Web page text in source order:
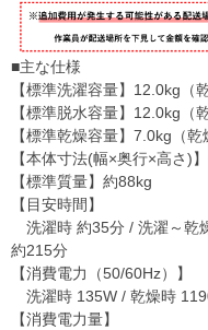
■主な仕様
【標準洗濯容量】12.0kg（
【標準脱水容量】12.0kg（
【標準乾燥容量】7.0kg（乾
【本体寸法(幅×奥行×高さ)
【標準質量】約88kg
【目安時間】
洗濯時 約35分 / 洗濯～乾
約215分
【消費電力（50/60Hz）】
洗濯時 135W / 乾燥時
【消費電力量】